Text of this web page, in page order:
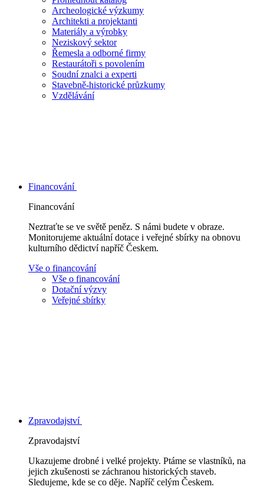
Archeologické výzkumy
Architekti a projektanti
Materiály a výrobky
Neziskový sektor
Řemesla a odborné firmy
Restaurátoři s povolením
Soudní znalci a experti
Stavebně-historické průzkumy
Vzdělávání
Financování
Financování
Neztraťte se ve světě peněz. S námi budete v obraze.
Monitorujeme aktuální dotace i veřejné sbírky na obnovu
kulturního dědictví napříč Českem.
Vše o financování
Vše o financování
Dotační výzvy
Veřejné sbírky
Zpravodajství
Zpravodajství
Ukazujeme drobné i velké projekty. Ptáme se vlastníků, na
jejich zkušenosti se záchranou historických staveb.
Sledujeme, kde se co děje. Napříč celým Českem.